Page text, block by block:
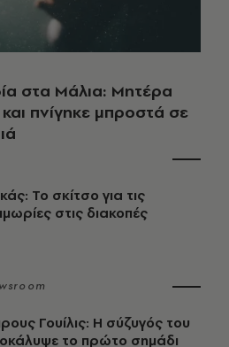
στα Μάλια: Μητέρα
πνίγηκε μπροστά σε
Το σκίτσο για τις
στις διακοπές
Γουίλις: Η σύζυγός του
το πρώτο σημάδι